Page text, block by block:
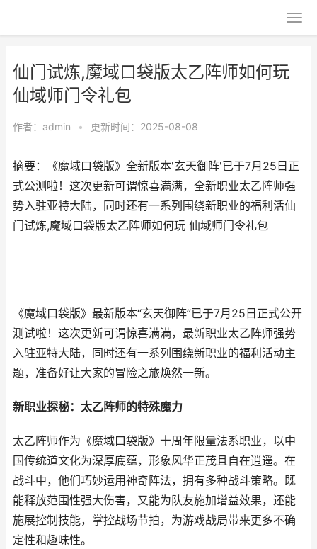
仙门试炼,魔域口袋版太乙阵师如何玩
仙域师门令礼包
作者： admin • 更新时间：2025-08-08
摘要：《魔域口袋版》全新版本'玄天御阵'已于7月25日正
式公测啦！这次更新可谓惊喜满满，全新职业太乙阵师强
势入驻亚特大陆，同时还有一系列围绕新职业的福利活仙
门试炼,魔域口袋版太乙阵师如何玩 仙域师门令礼包
《魔域口袋版》最新版本“玄天御阵”已于7月25日正式公开
测试啦！这次更新可谓惊喜满满，最新职业太乙阵师强势
入驻亚特大陆，同时还有一系列围绕新职业的福利活动主
题，准备好让大家的冒险之旅焕然一新。
新职业探秘：太乙阵师的特殊魔力
太乙阵师作为《魔域口袋版》十周年限量法系职业，以中
国传统道文化为深厚底蕴，形象风华正茂且自在逍遥。在
战斗中，他们巧妙运用神奇阵法，拥有多种战斗策略。既
能释放范围性强大伤害，又能为队友施加增益效果，还能
施展控制技能，掌控战场节拍，为游戏战局带来更多不确
定性和趣味性。